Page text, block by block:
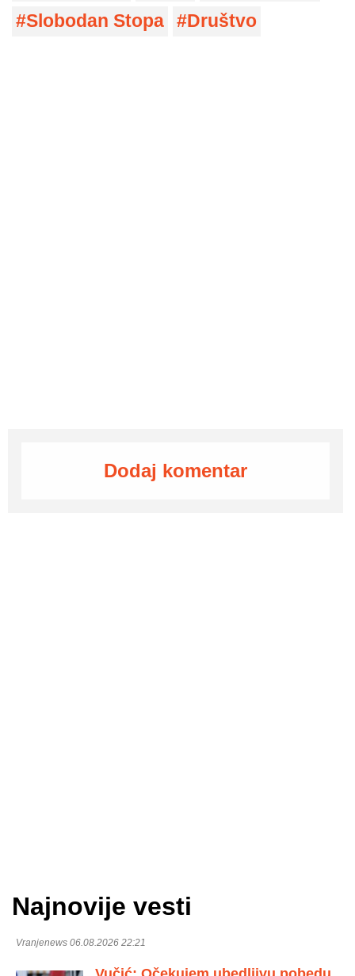
Slobodan Stopa
Društvo
Dodaj komentar
Najnovije vesti
Vranjenews 06.08.2026 22:21